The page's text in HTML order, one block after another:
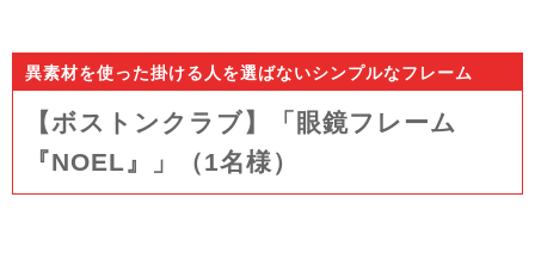
異素材を使った掛ける人を選ばないシンプルなフレーム
【ボストンクラブ】「眼鏡フレーム
『NOEL』」（1名様）